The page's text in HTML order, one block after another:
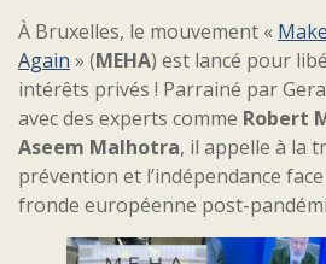
À Bruxelles, le mouvement «
Again » (MEHA) est lancé pour
intérêts privés ! Parrainé par
avec des experts comme Robert
Aseem Malhotra, il appelle à la
prévention et l’indépendance face
fronde européenne post-